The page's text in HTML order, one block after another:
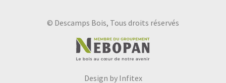
© Descamps Bois, Tous droits réservés
Design by Infitex